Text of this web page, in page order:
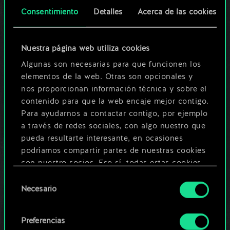
Consentimiento Detalles Acerca de las cookies
Nuestra página web utiliza cookies
Algunas son necesarias para que funcionen los
elementos de la web. Otras son opcionales y
nos proporcionan información técnica y sobre el
contenido para que la web encaje mejor contigo.
Para ayudarnos a contactar contigo, por ejemplo
a través de redes sociales, con algo nuestro que
pueda resultarte interesante, en ocasiones
podríamos compartir partes de nuestras cookies
con nuestro socios. Eso sí, todas estas cookies
Encontrarás todos los detalles sobre nuestro uso
preferencias al respecto en el menú «Ajustes» de
deNecesario
Preferencias
3.
El coste de reclutamiento de Condenación ha
El beneficio de Carterista ha cambiado de 6 a 7.
El poder de Harald Gord ha cambiado de 2 a 3.
La armadura de Sabueso mutante funesto ha
cambiado de 3 a 2.
El poder de Kurt ha cambiado de 4 a 5.
El requisito de acopio de Asesino mutante ha
cambiado de 7 a 5.
El poder de Espanto de Savolla ha cambiado de 12
a 11.
Correcciones de errores del juego
El reloj de cambio permanecerá en color azul